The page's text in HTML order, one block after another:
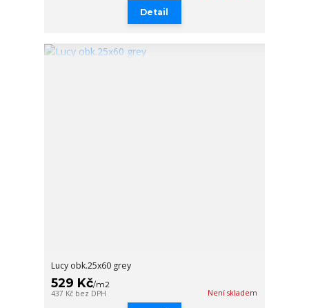
Detail
Lucy obk.25x60 grey
529 Kč/m2
437 Kč bez DPH Není skladem